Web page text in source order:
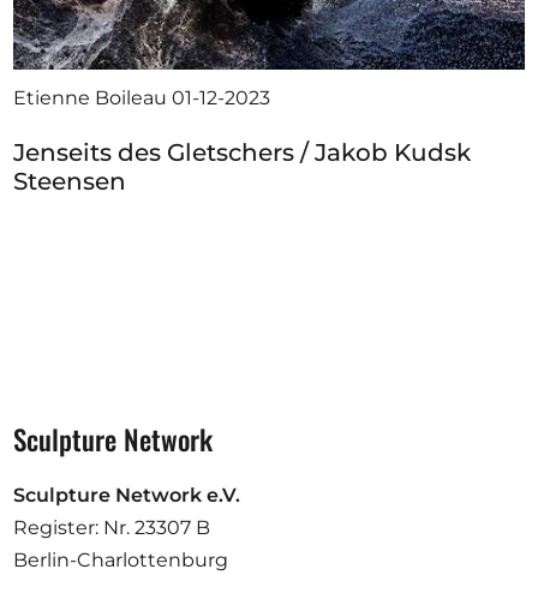
Etienne Boileau01-12-2023
Jenseits des Gletschers / Jakob Kudsk
Steensen
Sculpture Network
Sculpture Network e.V.
Register: Nr. 23307 B
Berlin-Charlottenburg